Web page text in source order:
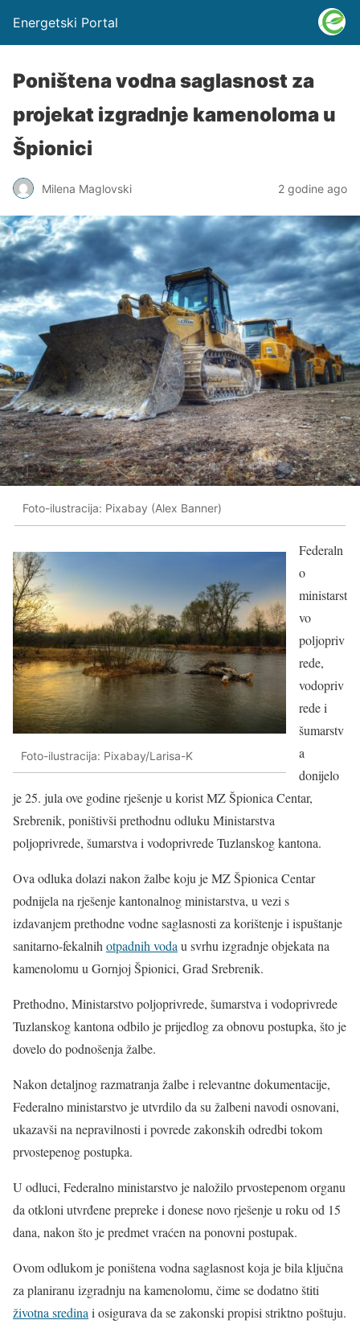
Energetski Portal
Poništena vodna saglasnost za
projekat izgradnje kamenoloma u
Špionici
Milena Maglovski 2 godine ago
Foto-ilustracija: Pixabay (Alex Banner)
Foto-ilustracija: Pixabay/Larisa-K
Federaln
o
ministarst
vo
poljopriv
rede,
vodopriv
rede i
šumarstv
a
donijelo
je 25. jula ove godine rješenje u korist MZ Špionica Centar,
Srebrenik, poništivši prethodnu odluku Ministarstva
poljoprivrede, šumarstva i vodoprivrede Tuzlanskog kantona.
Ova odluka dolazi nakon žalbe koju je MZ Špionica Centar
podnijela na rješenje kantonalnog ministarstva, u vezi s
izdavanjem prethodne vodne saglasnosti za korištenje i ispuštanje
sanitarno-fekalnih otpadnih voda u svrhu izgradnje objekata na
kamenolomu u Gornjoj Špionici, Grad Srebrenik.
Prethodno, Ministarstvo poljoprivrede, šumarstva i vodoprivrede
Tuzlanskog kantona odbilo je prijedlog za obnovu postupka, što je
dovelo do podnošenja žalbe.
Nakon detaljnog razmatranja žalbe i relevantne dokumentacije,
Federalno ministarstvo je utvrdilo da su žalbeni navodi osnovani,
ukazavši na nepravilnosti i povrede zakonskih odredbi tokom
prvostepenog postupka.
U odluci, Federalno ministarstvo je naložilo prvostepenom organu
da otkloni utvrđene prepreke i donese novo rješenje u roku od 15
dana, nakon što je predmet vraćen na ponovni postupak.
Ovom odlukom je poništena vodna saglasnost koja je bila ključna
za planiranu izgradnju na kamenolomu, čime se dodatno štiti
životna sredina i osigurava da se zakonski propisi striktno poštuju.